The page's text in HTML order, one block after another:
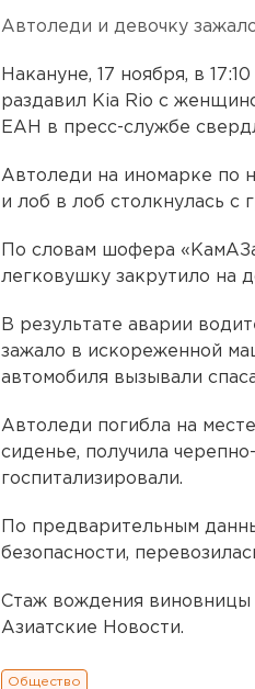
Автоледи и девочку
Накануне, 17 ноября, в
раздавил Kia Rio с
ЕАН в пресс-службе
Автоледи на иномарке по
и лоб в лоб столкнулась с
По словам шофера
легковушку закрутило на
В результате аварии
зажало в искореженной
автомобиля вызывали
Автоледи погибла на
сиденье, получила
госпитализировали.
По предварительным
безопасности,
Стаж вождения виновницы
Азиатские Новости.
Общество